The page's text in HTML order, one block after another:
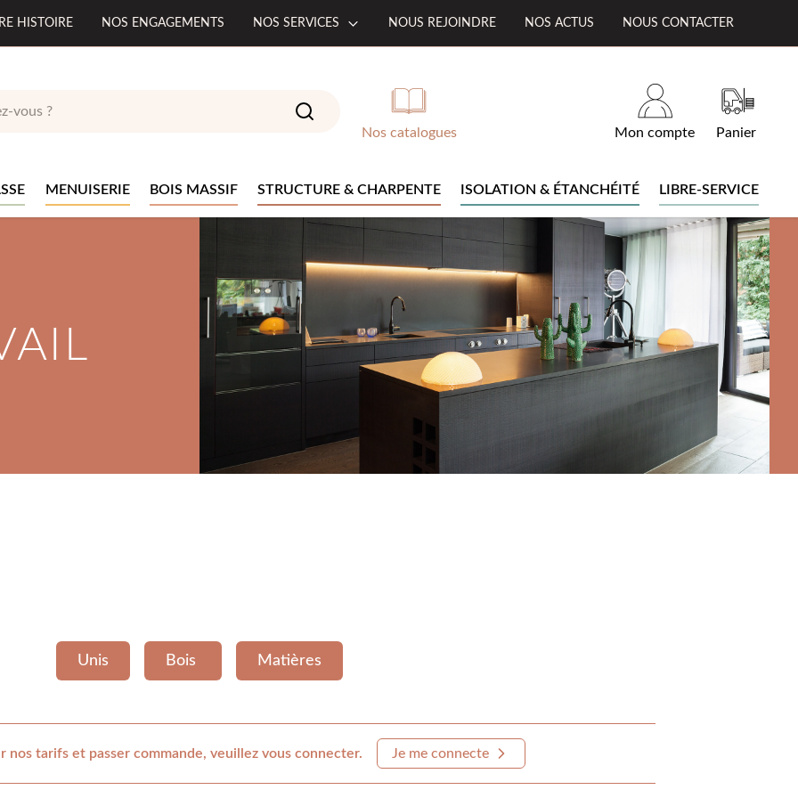
HISTOIRE NOS ENGAGEMENTS NOS SERVICES NOUS REJOINDRE NOS ACTUS NOUS CONTACTER
Nos catalogues Mon compte Panier
MENUISERIE BOIS MASSIF STRUCTURE & CHARPENTE ISOLATION & ÉTANCHÉITÉ LIBRE-SERVICE
Unis Bois Matières
nos tarifs et passer commande, veuillez vous connecter. Je me connecte